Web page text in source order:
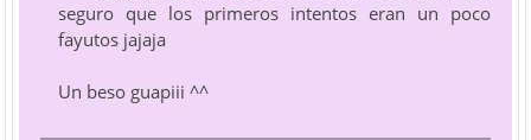
seguro que los primeros intentos eran un poco
fayutos jajaja
Un beso guapiii ^^